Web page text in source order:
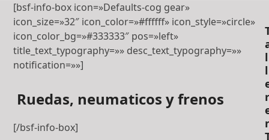
[bsf-info-box icon=»Defaults-cog gear»
icon_size=»32″ icon_color=»#ffffff» icon_style=»circle»
icon_color_bg=»#333333″ pos=»left»
title_text_typography=»» desc_text_typography=»»
notification=»»]
Ruedas, neumaticos y frenos
[/bsf-info-box]
l
l
r